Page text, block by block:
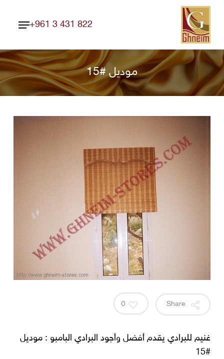
Skip
main
content
+961 3 431 822
Menu
موديل #15
0
غنيم للبرادي يقدم أفضل وأجود البرادي البامبو : موديل
#15
Close
Menu